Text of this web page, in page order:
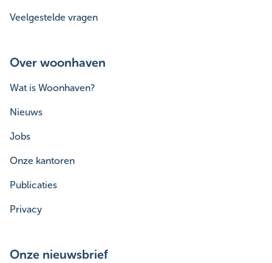
Veelgestelde vragen
Over woonhaven
Wat is Woonhaven?
Nieuws
Jobs
Onze kantoren
Publicaties
Privacy
Onze nieuwsbrief